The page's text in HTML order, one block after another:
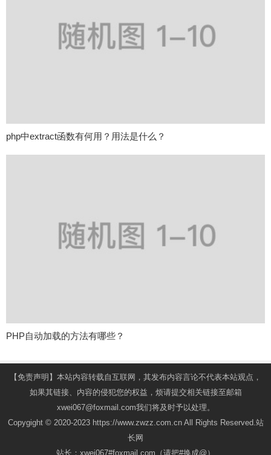
php中extract函数有何用？用法是什么？
PHP自动加载的方法有哪些？
【免责声明】本站内容转载自互联网，其发布内容言论不代表本站观点，
如果其链接、内容的侵犯您的权益，烦请提交相关链接至邮箱
xwei067@foxmail.com我们将及时予以处理。
Copygight © 2020-2023 https://www.zwzz.com.cn All Rights Reserved.站
长网
站长：xwei067#foxmail.com（请把#换成@）